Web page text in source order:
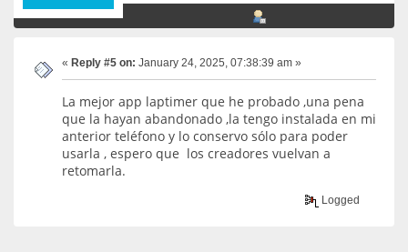
« Reply #5 on: January 24, 2025, 07:38:39 am »
La mejor app laptimer que he probado ,una pena
que la hayan abandonado ,la tengo instalada en mi
anterior teléfono y lo conservo sólo para poder
usarla , espero que los creadores vuelvan a
retomarla.
Logged